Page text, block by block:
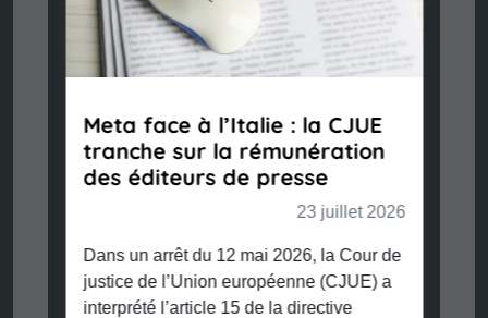
Meta face à l’Italie : la CJUE
tranche sur la rémunération
des éditeurs de presse
23 juillet 2026
Dans un arrêt du 12 mai 2026, la Cour de
justice de l’Union européenne (CJUE) a
interprété l’article 15 de la directive